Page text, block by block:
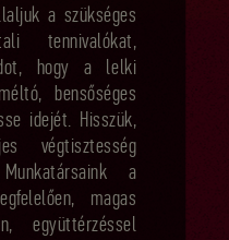
a szükséges
tennivalókat,
hogy a lelki
bensőséges
idejét. Hisszük,
végtisztesség
a
magas
együttérzéssel